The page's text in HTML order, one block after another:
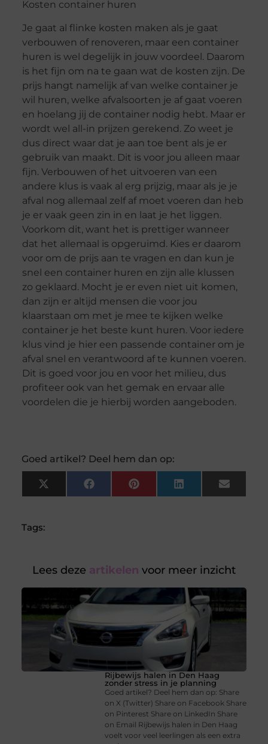
Kosten container huren
Je gaat al flinke kosten maken als je gaat
verbouwen of renoveren, maar een container
huren is wel degelijk in jouw voordeel. Daarom
is het fijn om na te gaan wat de kosten zijn. De
prijs hangt namelijk af van welke container je
wil huren, welke afvalsoorten je af gaat voeren
en hoelang jij de container nodig hebt. Maar er
wordt wel all-in prijzen gerekend. Zo weet je
dus direct waar dat je aan toe bent als je er
gebruik van maakt. Dit is voor jou alleen maar
fijn. Verbouwen of het uitvoeren van een
andere klus is vaak al erg prijzig, maar als je je
afval nog allemaal zelf af moet voeren dan heb
je er vaak geen zin in en laat je het liggen.
Voorkom dit, want het is prettiger wanneer
dat het allemaal is opgeruimd. Kies er daarom
voor om de prijs aan te vragen en dan kun je
snel een container huren en zijn alle klussen
zo geklaard. Mocht je er even niet uit komen,
dan zijn er altijd mensen die voor jou
klaarstaan om met je mee te kijken welke
container je het beste kunt huren. Voor iedere
klus vind je hier een passende container om je
afval snel en verantwoord af te kunnen voeren.
Dit is goed voor jou en voor het milieu, dus
profiteer ook van het gemak en ervaar alle
voordelen die je hierbij worden aangeboden.
Goed artikel? Deel hem dan op:
X
(Twitter)
FacebookPinterest LinkedIn Email
Tags:
Lees deze artikelen voor meer inzicht
Rijbewijs halen in Den Haag
zonder stress in je planning
Goed artikel? Deel hem dan op: Share
on X (Twitter) Share on Facebook Share
on Pinterest Share on LinkedIn Share
on Email Rijbewijs halen in Den Haag
voelt voor veel leerlingen als een extra